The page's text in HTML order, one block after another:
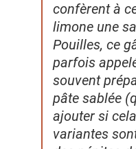
confèrent à
limone une
Pouilles, ce
parfois
souvent
pâte sablée
ajouter si
variantes